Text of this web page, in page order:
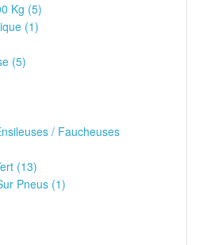
Kg (5)
(1)
(5)
/ Faucheuses
(13)
Pneus (1)